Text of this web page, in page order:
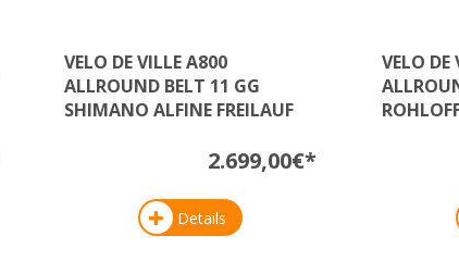
VELO DE VILLE A800
ALLROUND BELT 11 GG
SHIMANO ALFINE FREILAUF
2.699,00€*
Details
VELO DE